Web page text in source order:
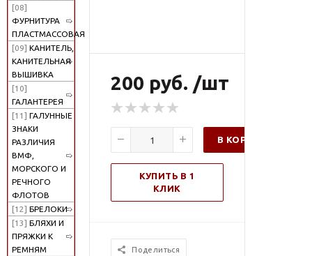
[08]
ФУРНИТУРА
ПЛАСТМАССОВАЯ
[09] КАНИТЕЛЬ,
КАНИТЕЛЬНАЯ
ВЫШИВКА
[10]
ГАЛАНТЕРЕЯ
[11] ГАЛУННЫЕ
ЗНАКИ
РАЗЛИЧИЯ
ВМФ,
МОРСКОГО И
РЕЧНОГО
ФЛОТОВ
[12] БРЕЛОКИ
[13] БЛЯХИ И
ПРЯЖКИ К
РЕМНЯМ
200 руб. /шт
В КОРЗИНУ
КУПИТЬ В 1
КЛИК
Поделиться